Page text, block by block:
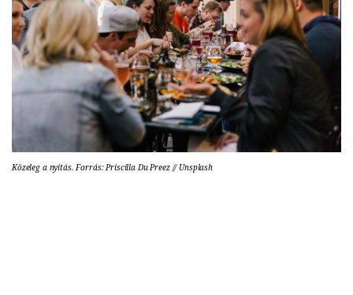
Közeleg a nyitás. Forrás: Priscilla Du Preez // Unsplash